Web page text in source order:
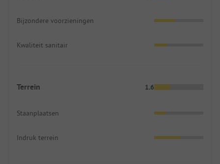
Bijzondere voorzieningen
Kwaliteit sanitair
Terrein 1.6
Staanplaatsen
Indruk terrein